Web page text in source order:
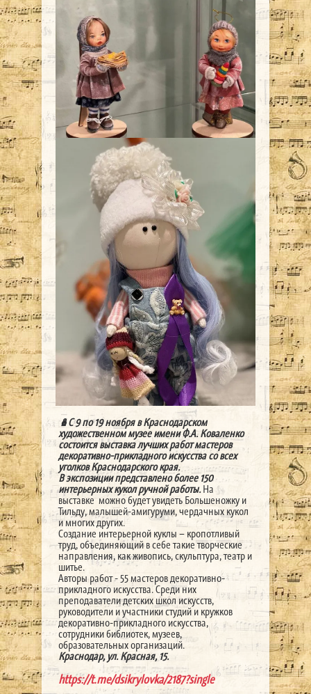
🪆С 9 по 19 ноября в Краснодарском
художественном музее имени Ф.А. Коваленко
состоится выставка лучших работ мастеров
декоративно-прикладного искусства со всех
уголков Краснодарского края.
В экспозиции представлено более 150
интерьерных кукол ручной работы.На
выставке можно будет увидеть Большеножку и
Тильду, малышей-амигуруми, чердачных кукол
и многих других.
Создание интерьерной куклы – кропотливый
труд, объединяющий в себе такие творческие
направления, как живопись, скульптура, театр и
шитье.
Авторы работ - 55 мастеров декоративно-
прикладного искусства. Среди них
преподаватели детских школ искусств,
руководители и участники студий и кружков
декоративно-прикладного искусства,
сотрудники библиотек, музеев,
образовательных организаций.
Краснодар, ул. Красная, 15.
https://t.me/dsikrylovka/2187?single